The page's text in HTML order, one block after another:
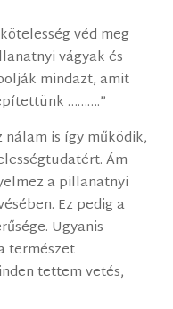
véd meg
vágyak és
mindazt, amit
……….”
is így működik,
Ám
a pillanatnyi
Ez pedig a
Ugyanis
természet
tettem vetés,